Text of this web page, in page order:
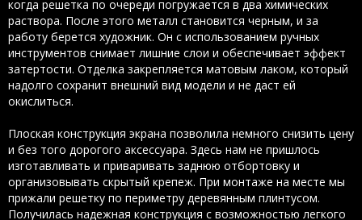
когда решетка по очереди погружается в два химических
раствора. После этого металл становится черным, и за
работу берется художник. Он с использованием ручных
инструментов снимает лишние слои и обеспечивает эффект
затертости. Отделка закрепляется матовым лаком, который
надолго сохранит внешний вид модели и не даст ей
окислиться.
Плоская конструкция экрана позволила немного снизить цену
и без того дорогого аксессуара. Здесь нам не пришлось
изготавливать и приваривать заднюю отбортовку и
организовывать скрытый крепеж. При монтаже на месте мы
прижали решетку по периметру деревянным плинтусом.
Получилась надежная конструкция с возможностью легкого